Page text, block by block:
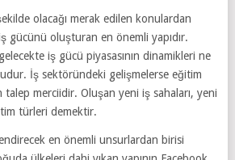
olacağı merak edilen konulardan
gücünü oluşturan en önemli yapıdır.
iş gücü piyasasının dinamikleri ne
İş sektöründeki gelişmelerse eğitim
merciidir. Oluşan yeni iş sahaları, yeni
türleri demektir.
en önemli unsurlardan birisi